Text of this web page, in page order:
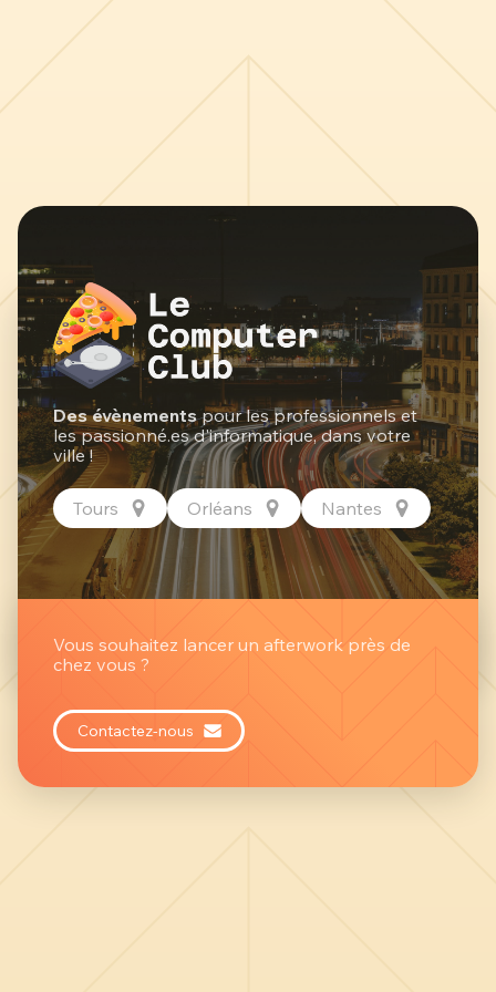
Des évènementspour les professionnels et
les passionné.es d'informatique, dans votre
ville !
Tours Orléans Nantes
Vous souhaitez lancer un afterwork près de
chez vous ?
Contactez-nous